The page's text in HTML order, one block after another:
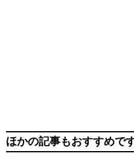
ほかの記事もおすすめで